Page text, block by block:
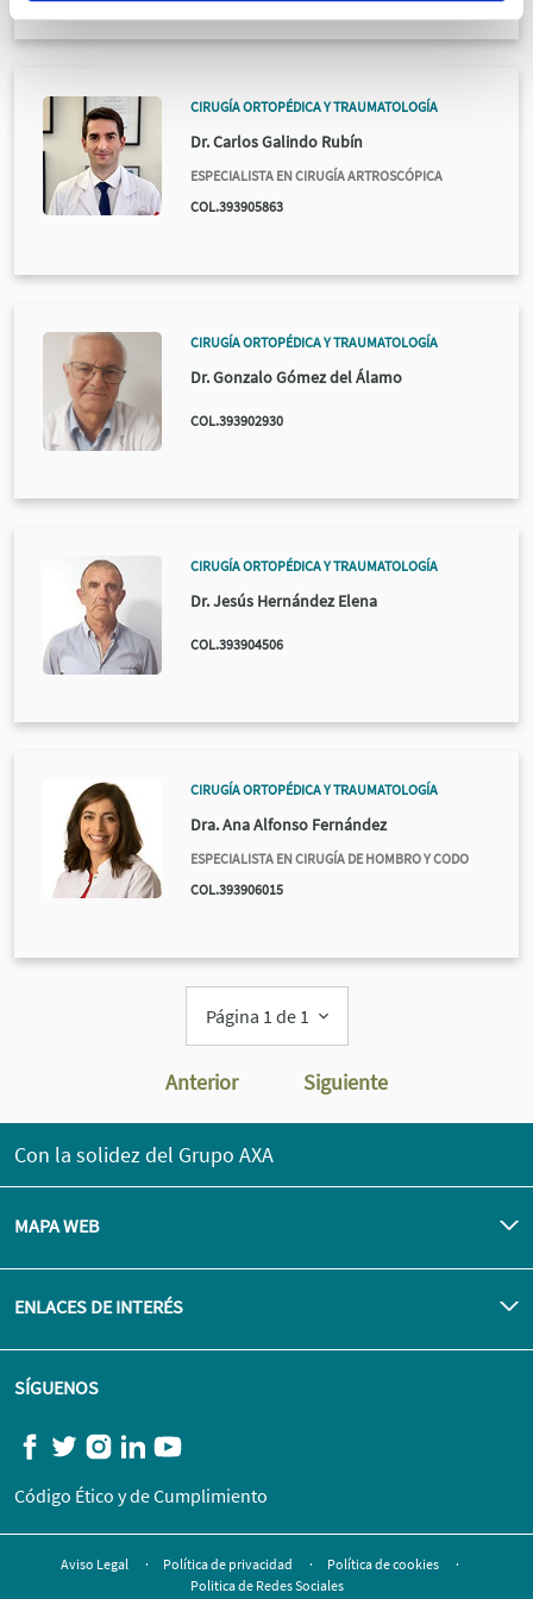
CIRUGÍA ORTOPÉDICA Y TRAUMATOLOGÍA
Dr. Carlos Galindo Rubín
ESPECIALISTA EN CIRUGÍA ARTROSCÓPICA
COL.393905863
CIRUGÍA ORTOPÉDICA Y TRAUMATOLOGÍA
Dr. Gonzalo Gómez del Álamo
COL.393902930
CIRUGÍA ORTOPÉDICA Y TRAUMATOLOGÍA
Dr. Jesús Hernández Elena
COL.393904506
CIRUGÍA ORTOPÉDICA Y TRAUMATOLOGÍA
Dra. Ana Alfonso Fernández
ESPECIALISTA EN CIRUGÍA DE HOMBRO Y CODO
COL.393906015
Página 1 de 1
Anterior Siguiente
Con la solidez del Grupo AXA
MAPA WEB
ENLACES DE INTERÉS
SÍGUENOS
Código Ético y de Cumplimiento
Aviso Legal Política de privacidad
Política de cookies
Politica de Redes Sociales